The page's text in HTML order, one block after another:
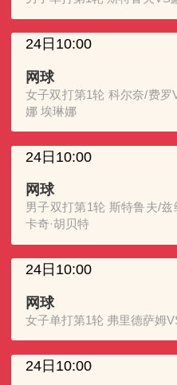
24日10:00
网球
女子双打第1轮 科尔奈/费
娜 埃琳娜
24日10:00
网球
男子双打第1轮 斯特鲁夫/
卡奇·胡贝特
24日10:00
网球
女子单打第1轮 弗里德萨姆
24日10:00